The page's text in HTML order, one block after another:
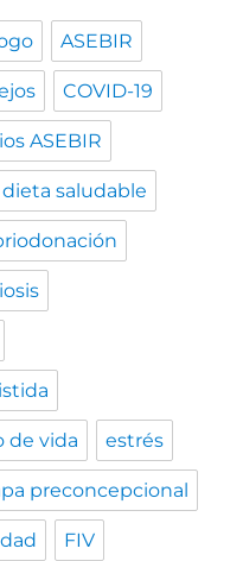
ASEBIR
COVID-19
ASEBIR
dieta saludable
de vida estrés
preconcepcional
FIV